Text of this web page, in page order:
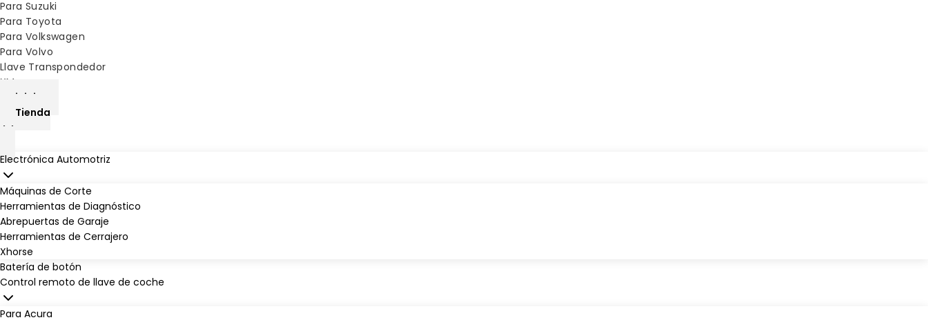
Para Suzuki
Para Toyota
Para Volkswagen
Para Volvo
Llave Transpondedor
XM
inicio
Tienda
Electrónica Automotriz
Máquinas de Corte
Herramientas de Diagnóstico
Abrepuertas de Garaje
Herramientas de Cerrajero
Xhorse
Batería de botón
Control remoto de llave de coche
Para Acura